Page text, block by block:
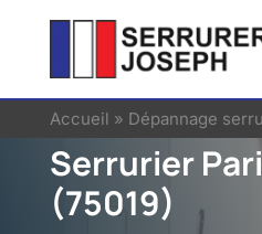
Accueil » Dépannage
Serrurier
(75019)